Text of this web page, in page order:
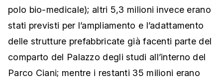
polo bio-medicale); altri 5,3 milioni invece erano
stati previsti per l’ampliamento e l’adattamento
delle strutture prefabbricate già facenti parte del
comparto del Palazzo degli studi all’interno del
Parco Ciani; mentre i restanti 35 milioni erano